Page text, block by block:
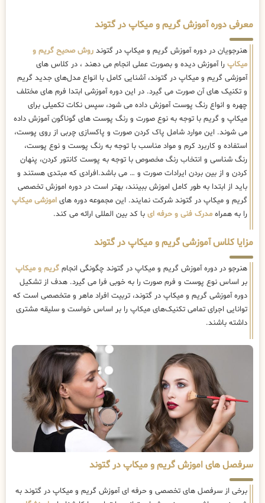
معرفی دوره آموزش گریم و میکاپ در گتوند
هنرجویان در دوره آموزش گریم و میکاپ در گتوند روش صحیح گریم و
میکاپ را آموزش دیده و بصورت عملی انجام می دهند ، در کلاس های
آموزشی گریم و میکاپ در گتوند، آشنایی کامل با انواع مدل‌های جدید گریم
و تکنیک های آن صورت می گیرد. در این دوره آموزشی ابتدا فرم های مختلف
چهره و انواع رنگ پوست آموزش داده می شود، سپس نکات تکمیلی برای
میکاپ و گریم با توجه به نوع صورت و رنگ پوست های گوناگون آموزش داده
می شوند. این موارد شامل پاک کردن صورت و پاکسازی چربی از روی پوست،
استفاده و کاربرد کرم و مواد مناسب با توجه به رنگ پوست و نوع پوست،
رنگ شناسی و انتخاب رنگ مخصوص با توجه به پوست کانتور کردن، پنهان
کردن و از بین بردن ایرادات صورت و … می باشد.افرادی که مبتدی هستند و
باید از ابتدا به طور کامل اموزش ببینند، بهتر است در دوره اموزش تخصصی
گریم و میکاپ در گتوند شرکت نمایند. این مجموعه دوره های اموزشی میکاپ
را به همراه مدرک فنی و حرفه ای با کد بین المللی ارائه می کند.
مزایا کلاس آموزشی گریم و میکاپ در گتوند
هنرجو در دوره آموزش گریم و میکاپ در گتوند چگونگی انجام گریم و میکاپ
بر اساس نوع پوست و فرم صورت را به خوبی فرا می گیرد. هدف از تشکیل
دوره آموزشی گریم و میکاپ در گتوند، تربیت افراد ماهر و متخصصی است که
توانایی اجرای تمامی تکنیک‌های میکاپ را بر اساس خواست و سلیقه مشتری
داشته باشند.
سرفصل های اموزش گریم و میکاپ در گتوند
برخی از سرفصل های تخصصی و حرفه ای آموزش گریم و میکاپ در گتوند به